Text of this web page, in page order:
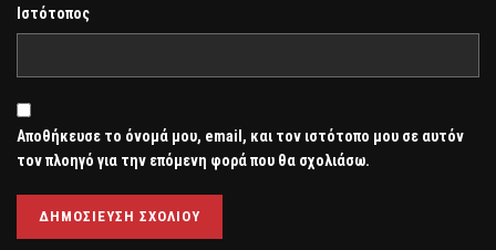
Ιστότοπος
Αποθήκευσε το όνομά μου, email, και τον ιστότοπο μου σε αυτόν
τον πλοηγό για την επόμενη φορά που θα σχολιάσω.